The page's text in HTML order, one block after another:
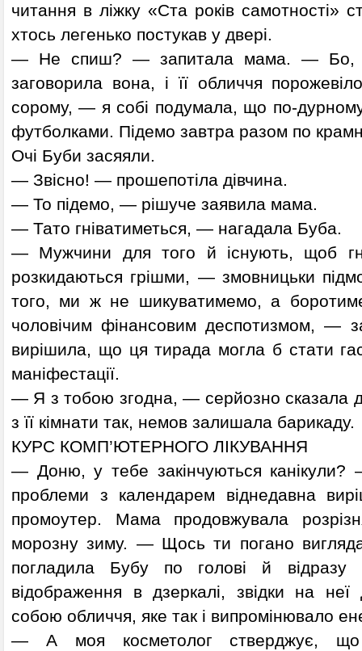
читання в ліжку «Ста років самотності»
хтось легенько постукав у двері.
— Не спиш? — запитала мама. — Бо,
заговорила вона, і її обличчя
сорому, — я собі подумала, що по-
футболками. Підемо завтра разом по
Очі Буби засяяли.
— Звісно! — прошепотіла дівчина.
— То підемо, — рішуче заявила мама.
— Тато гніватиметься, — нагадала Буба.
— Мужчини для того й існують, щоб
розкидаються грішми, — змовницьки
того, ми ж не шикуватимемо, а
чоловічим фінансовим деспотизмом, —
вирішила, що ця тирада могла б стати
маніфестації.
— Я з тобою згодна, — серйозно сказала
з її кімнати так, немов залишала барикаду.
КУРС КОМП’ЮТЕРНОГО ЛІКУВАННЯ
— Доню, у тебе закінчуються
проблеми з календарем віднедавна
промоутер. Мама продовжувала
морозну зиму. — Щось ти погано
погладила Бубу по голові й відразу
відображення в дзеркалі, звідки на
собою обличчя, яке так і випромінювало
— А моя косметолог стверджує,